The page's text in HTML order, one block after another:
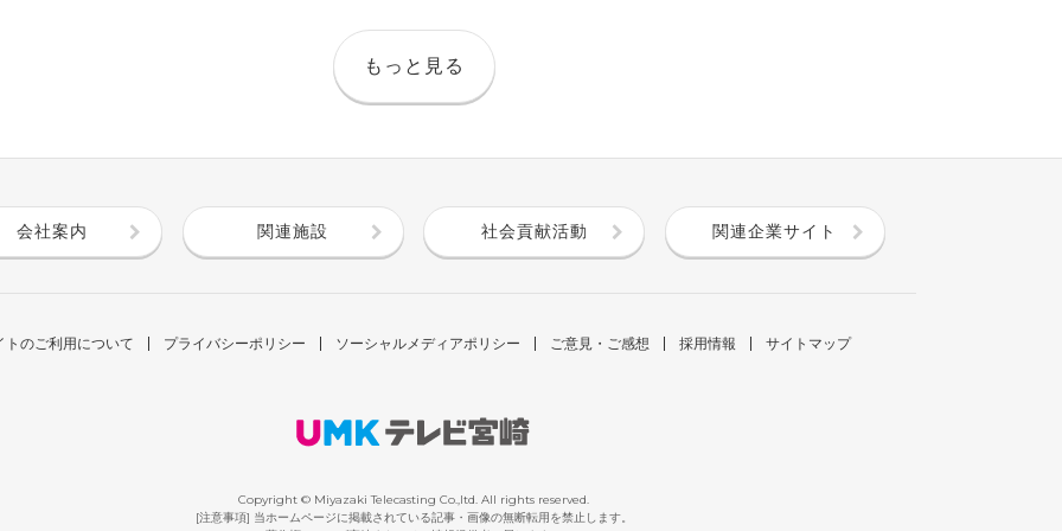
もっと見る
会社案内 関連施設 社会貢献活動 関連企業サイト
トのご利用について プライバシーポリシー ソーシャルメディアポリシー ご意見・ご感想 採用情報 サイトマップ
Copyright © Miyazaki Telecasting Co.,ltd. All rights reserved.
[注意事項] 当ホームページに掲載されている記事・画像の無断転用を禁止します。